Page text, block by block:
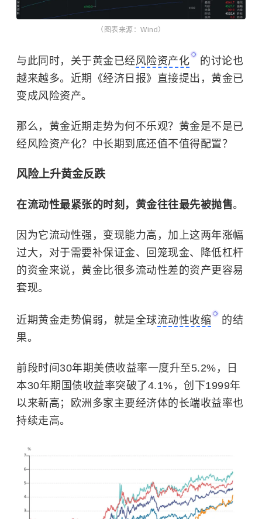
（图表来源：Wind）
与此同时，关于黄金已经风险资产化
的讨论也
越来越多。近期《经济日报》直接提出，黄金已
变成风险资产。
那么，黄金近期走势为何不乐观？黄金是不是已
经风险资产化？中长期到底还值不值得配置？
风险上升黄金反跌
在流动性最紧张的时刻，黄金往往最先被抛售。
因为它流动性强，变现能力高，加上这两年涨幅
过大，对于需要补保证金、回笼现金、降低杠杆
的资金来说，黄金比很多流动性差的资产更容易
套现。
近期黄金走势偏弱，就是全球流动性收缩
的结
果。
前段时间30年期美债收益率一度升至5.2%，日
本30年期国债收益率突破了4.1%，创下1999年
以来新高；欧洲多家主要经济体的长端收益率也
持续走高。